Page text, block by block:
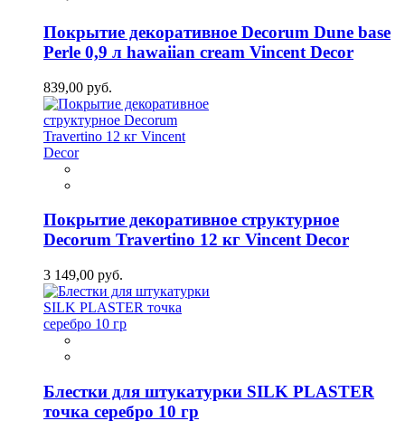
Покрытие декоративное Decorum Dune base
Perle 0,9 л hawaiian cream Vincent Decor
839,00 руб.
Покрытие декоративное структурное
Decorum Travertino 12 кг Vincent Decor
3 149,00 руб.
Блестки для штукатурки SILK PLASTER
точка серебро 10 гр